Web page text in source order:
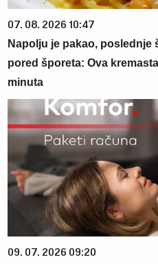
07. 08. 2026 10:47
Napolju je pakao, poslednje
pored šporeta: Ova
minuta
09. 07. 2026 09:20